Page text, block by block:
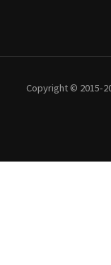
Copyright © 2015-